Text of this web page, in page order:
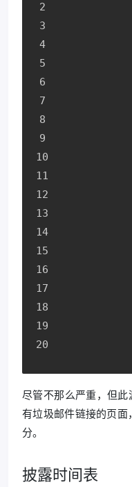
尽管不那么严重，但
有垃圾邮件链接的页
分。
披露时间表